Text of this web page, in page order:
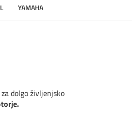
YAMAHA
dolgo življenjsko